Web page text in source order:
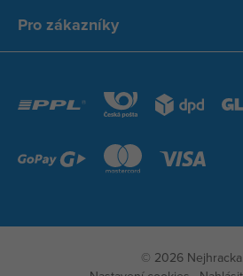
Pro zákazníky
© 2026